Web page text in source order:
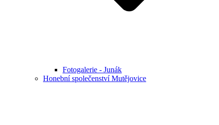
Fotogalerie - Junák
Honební společenství Mutějovice